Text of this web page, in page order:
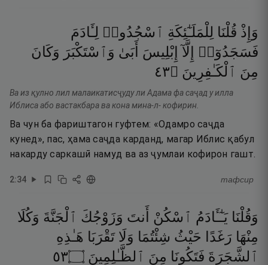
وَإِذْ قُلْنَا لِلْمَلَـٰٓئِكَةِ ٱسْجُدُوا۟ لِـَٔادَمَ
فَسَجَدُوٓا۟
إِلَّآ إِبْلِيسَ أَبَىٰ وَٱسْتَكْبَرَ وَكَانَ
مِنَ ٱلْكَـٰفِرِينَ ۝٣٤
Ва из қулно лил малаикатисҷуду ли Адама фа саҷад у илла
Иблиса або вастакбара ва кона мина-л- кофирин.
Ва чун ба фариштагон гуфтем: «Одамро саҷда
кунед», пас, ҳама саҷда карданд, магар Иблис қабул
накарду саркашӣ намуд ва аз ҷумлаи кофирон гашт.
2:34 тафсир
وَقُلْنَا يَـٰٓـَٔادَمُ ٱسْكُنْ أَنتَ وَزَوْجُكَ ٱلْجَنَّةَ وَكُلَا
مِنْهَا رَغَدًا حَيْثُ شِئْتُمَا وَلَا تَقْرَبَا هَـٰذِهِ
ٱلشَّجَرَةَ فَتَكُونَا مِنَ ٱلظَّـٰلِمِينَ ۝٣٥